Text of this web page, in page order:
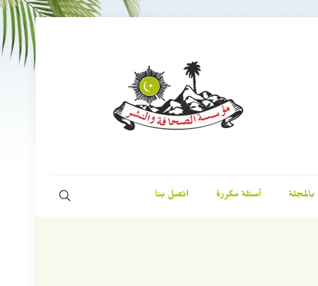
بالمجلة أسئلة مكررة اتصل بنا